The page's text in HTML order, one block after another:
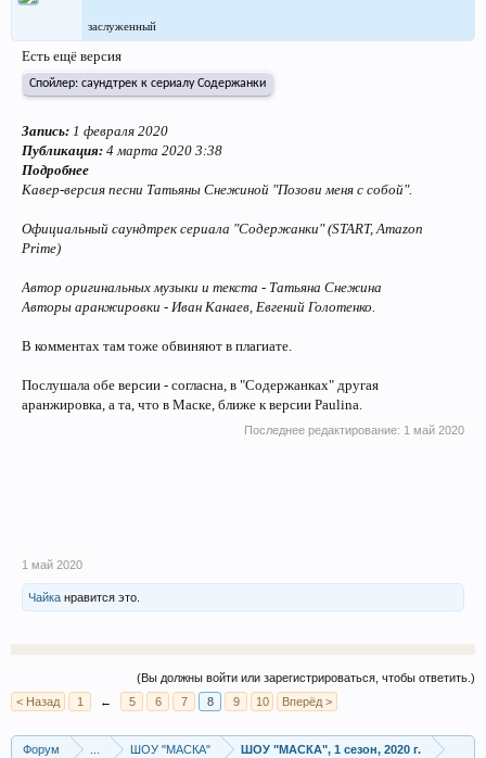
заслуженный
Есть ещё версия
Спойлер: саундтрек к сериалу Содержанки
Запись: 1 февраля 2020
Публикация: 4 марта 2020 3:38
Подробнее
Кавер-версия песни Татьяны Снежиной "Позови меня с собой".
Официальный саундтрек сериала "Содержанки" (START, Amazon
Prime)
Автор оригинальных музыки и текста - Татьяна Снежина
Авторы аранжировки - Иван Канаев, Евгений Голотенко.
В комментах там тоже обвиняют в плагиате.
Послушала обе версии - согласна, в "Содержанках" другая
аранжировка, а та, что в Маске, ближе к версии Paulina.
Последнее редактирование: 1 май 2020
1 май 2020
Чайка нравится это.
(Вы должны войти или зарегистрироваться, чтобы ответить.)
< Назад
1 ← 5 6 7 8 9 10 Вперёд >
Форум ШОУ "МАСКА" ШОУ "МАСКА", 1 сезон, 2020 г.